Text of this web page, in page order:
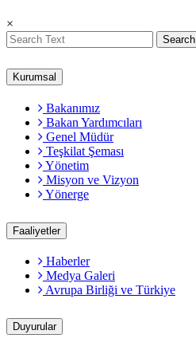
×
Search
Kurumsal
Bakanımız
Bakan Yardımcıları
Genel Müdür
Teşkilat Şeması
Yönetim
Misyon ve Vizyon
Yönerge
Faaliyetler
Haberler
Medya Galeri
Avrupa Birliği ve Türkiye
Duyurular